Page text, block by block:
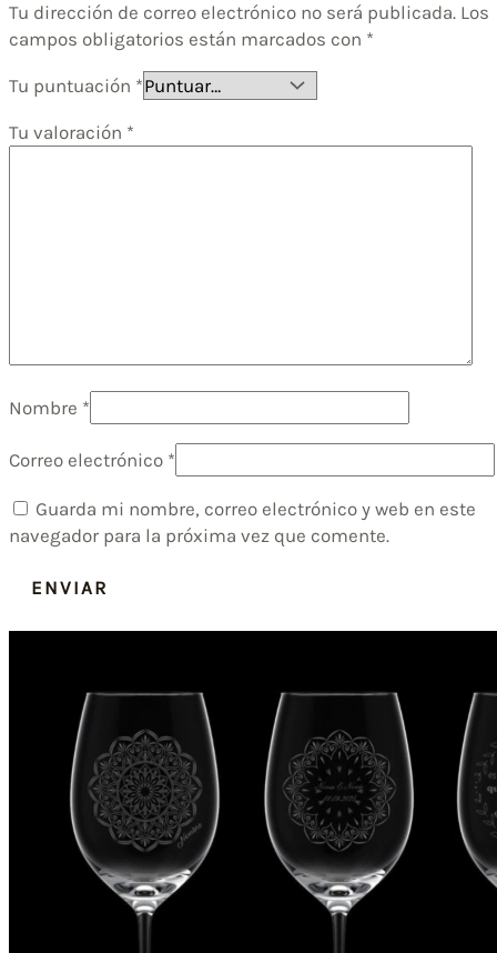
Tu dirección de correo electrónico no será publicada. Los
campos obligatorios están marcados con *
Tu puntuación *
Tu valoración *
Nombre *
Correo electrónico *
Guarda mi nombre, correo electrónico y web en este
navegador para la próxima vez que comente.